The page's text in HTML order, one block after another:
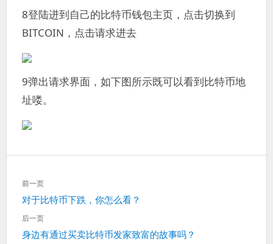
8登陆进到自己的比特币钱包主页，点击切换到
BITCOIN，点击请求进去
9弹出请求界面，如下图所示既可以看到比特币地
址喽。
文
章
导
航
前一页
上
一
篇：
对于比特币下跌，你怎么看？
后一页
下
身边有通过买卖比特币发家致富的故事吗？